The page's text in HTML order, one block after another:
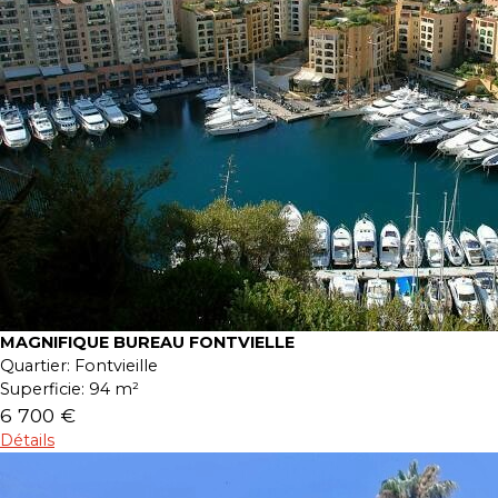
MAGNIFIQUE BUREAU FONTVIELLE
Quartier: Fontvieille
Superficie: 94 m²
6 700 €
Détails